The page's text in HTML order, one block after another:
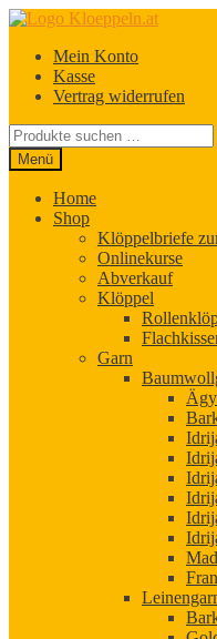
Zur
springen
Zum
springenMein Konto
Kasse
Vertrag widerrufen
Suchen
nach:
Menü
Home
Shop
Klöppelbriefe
Onlinekurse
Abverkauf
Klöppel
Garn